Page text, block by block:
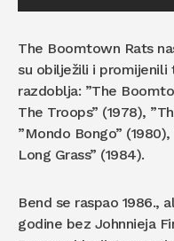
The Boomtown Rats
su obilježili i
razdoblja: ”The
The Troops” (1978),
”Mondo Bongo”
Long Grass” (1984).
Bend se raspao 1986.,
godine bez Johnnieja